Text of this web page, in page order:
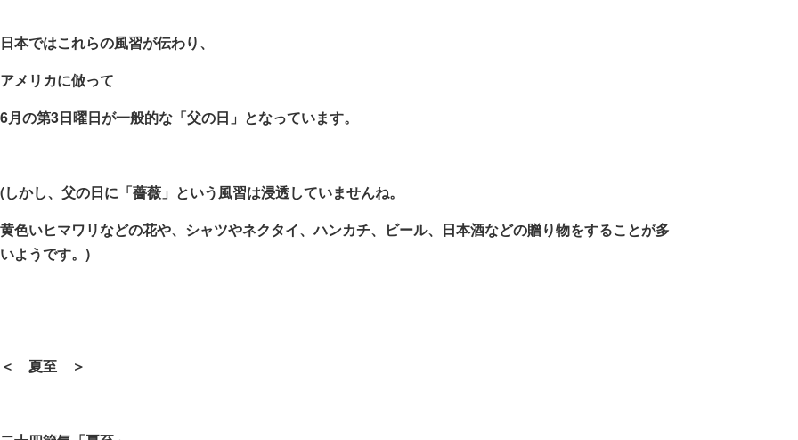
日本ではこれらの風習が伝わり、
アメリカに倣って
6月の第3日曜日が一般的な「父の日」となっています。
(しかし、父の日に「薔薇」という風習は浸透していませんね。
黄色いヒマワリなどの花や、シャツやネクタイ、ハンカチ、ビール、日本酒などの贈り物をすることが多
いようです。 )
＜ 夏至 ＞